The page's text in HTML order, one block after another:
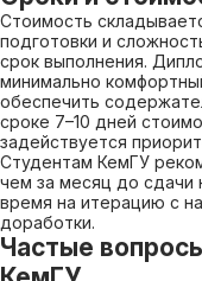
Стоимость
подготовки и
срок выполнения.
минимально
обеспечить
сроке 7–10 дней
задействуется
Студентам КемГУ
чем за месяц до сдачи
время на итерацию с
доработки.
Частые